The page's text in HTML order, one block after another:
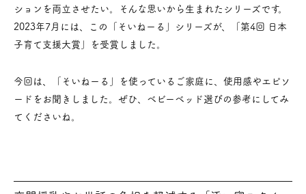
ションを両立させたい。そんな思いから生まれたシリーズです。
2023年7月には、この「そいねーる」シリーズが、「第4回 日本
子育て支援大賞」を受賞しました。
今回は、「そいねーる」を使っているご家庭に、使用感やエピソ
ードをお聞きしました。ぜひ、ベビーベッド選びの参考にしてみ
てくださいね。